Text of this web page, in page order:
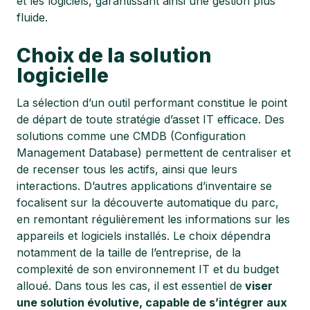
fluide.
Choix de la solution
logicielle
La sélection d’un outil performant constitue le point
de départ de toute stratégie d’asset IT efficace. Des
solutions comme une CMDB (Configuration
Management Database) permettent de centraliser et
de recenser tous les actifs, ainsi que leurs
interactions. D’autres applications d’inventaire se
focalisent sur la découverte automatique du parc,
en remontant régulièrement les informations sur les
appareils et logiciels installés. Le choix dépendra
notamment de la taille de l’entreprise, de la
complexité de son environnement IT et du budget
alloué. Dans tous les cas, il est essentiel de viser
une solution évolutive, capable de s’intégrer aux